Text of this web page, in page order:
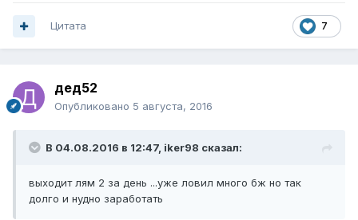
7
Цитата
дед52
Опубликовано 5 августа, 2016
В 04.08.2016 в 12:47, iker98 сказал:
выходит лям 2 за день ...уже ловил много бж но так
долго и нудно заработать